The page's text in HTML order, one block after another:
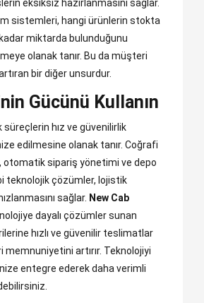
eksiksiz hazırlanmasını sağlar.
sistemleri, hangi ürünlerin stokta
miktarda bulunduğunu
olanak tanır. Bu da müşteri
bir diğer unsurdur.
Gücünü Kullanın
süreçlerin hız ve güvenilirlik
edilmesine olanak tanır. Coğrafi
otomatik sipariş yönetimi ve depo
teknolojik çözümler, lojistik
sağlar. New Cab
dayalı çözümler sunan
hızlı ve güvenilir teslimatlar
artırır. Teknolojiyi
entegre ederek daha verimli